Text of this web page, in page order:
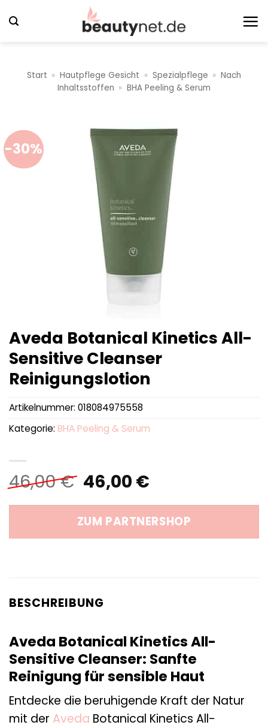
Inhalt
Start » Hautpflege Gesicht » Spezialpflege » Nach
Inhaltsstoffen » BHA Peeling & Serum
-30%
Aveda Botanical Kinetics All-
Sensitive Cleanser
Reinigungslotion
46,00€ Ursprünglicher
Preis
war:
46,00 €
46,00 €Aktueller
ist:
46,00 €.
ZUM PARTNERSHOP
Artikelnummer: 018084975558
Kategorie: BHA Peeling & Serum
BESCHREIBUNG
Aveda Botanical Kinetics All-
Sensitive Cleanser: Sanfte
Reinigung für sensible Haut
Entdecke die beruhigende Kraft der Natur
mit der Aveda Botanical Kinetics All-